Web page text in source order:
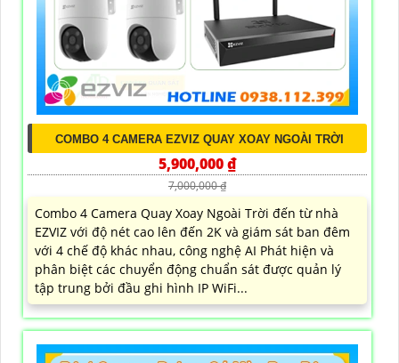
COMBO 4 CAMERA EZVIZ QUAY XOAY NGOÀI TRỜI
5,900,000 ₫
7,000,000 ₫
Combo 4 Camera Quay Xoay Ngoài Trời đến từ nhà
EZVIZ với độ nét cao lên đến 2K và giám sát ban đêm
với 4 chế độ khác nhau, công nghệ AI Phát hiện và
phân biệt các chuyển động chuẩn sát được quản lý
tập trung bởi đầu ghi hình IP WiFi...